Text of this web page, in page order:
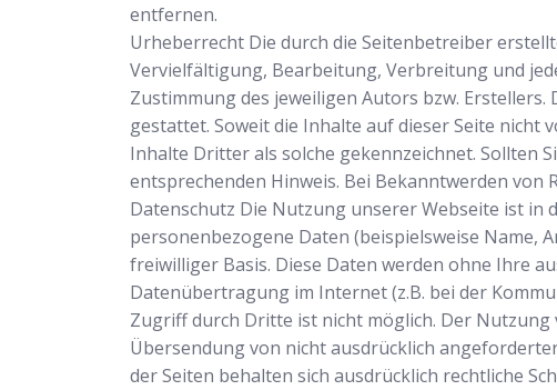
entfernen.
Urheberrecht Die durch die Seitenbetreiber
Vervielfältigung, Bearbeitung, Verbreitung und
Zustimmung des jeweiligen Autors bzw.
gestattet. Soweit die Inhalte auf dieser Seite
Inhalte Dritter als solche gekennzeichnet. Sollten
entsprechenden Hinweis. Bei Bekanntwerden
Datenschutz Die Nutzung unserer Webseite ist in
personenbezogene Daten (beispielsweise Name,
freiwilliger Basis. Diese Daten werden ohne Ihre
Datenübertragung im Internet (z.B. bei der
Zugriff durch Dritte ist nicht möglich. Der
Übersendung von nicht ausdrücklich
der Seiten behalten sich ausdrücklich rechtliche